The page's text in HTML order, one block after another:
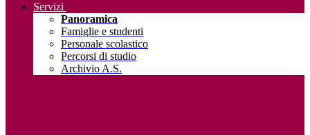
Servizi
Panoramica
Famiglie e studenti
Personale scolastico
Percorsi di studio
Archivio A.S.